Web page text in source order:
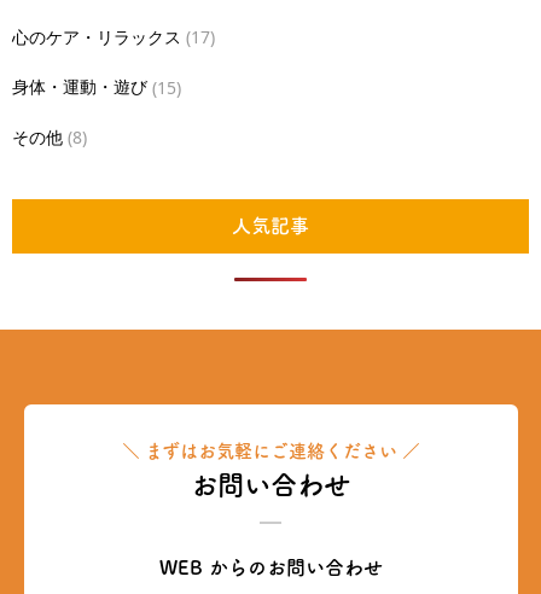
心のケア・リラックス (17)
身体・運動・遊び (15)
その他 (8)
人気記事
＼ まずはお気軽にご連絡ください ／
お問い合わせ
WEB からのお問い合わせ